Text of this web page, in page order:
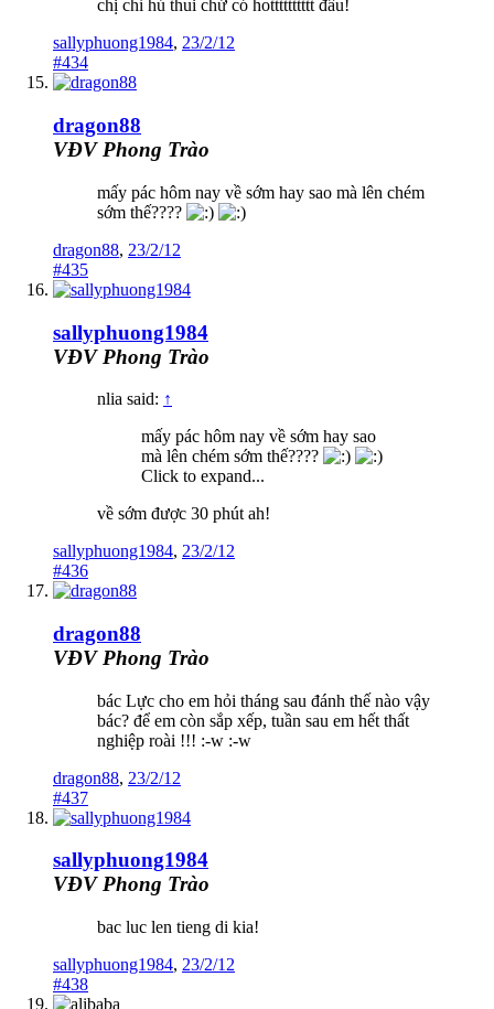
chị chỉ hú thui chứ có hotttttttttt đâu!
sallyphuong1984, 23/2/12
#434
dragon88
VĐV Phong Trào
mấy pác hôm nay về sớm hay sao mà lên chém
sớm thế????
dragon88, 23/2/12
#435
sallyphuong1984
VĐV Phong Trào
nlia said: ↑
mấy pác hôm nay về sớm hay sao
mà lên chém sớm thế????
Click to expand...
về sớm được 30 phút ah!
sallyphuong1984, 23/2/12
#436
dragon88
VĐV Phong Trào
bác Lực cho em hỏi tháng sau đánh thế nào vậy
bác? để em còn sắp xếp, tuần sau em hết thất
nghiệp roài !!! :-w :-w
dragon88, 23/2/12
#437
sallyphuong1984
VĐV Phong Trào
bac luc len tieng di kia!
sallyphuong1984, 23/2/12
#438